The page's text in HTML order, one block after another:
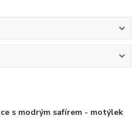
s modrým safírem - motýlek